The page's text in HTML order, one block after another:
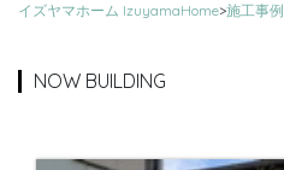
イズヤマホーム IzuyamaHome>施工事例
NOW BUILDING